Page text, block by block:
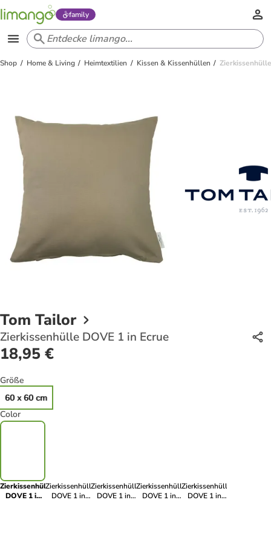
family
Shop Home & Living Heimtextilien Kissen & Kissenhüllen
Tom Tailor
Zierkissenhülle DOVE 1 in Ecrue
18,95 €
Größe
60 x 60 cm
Color
Zierkissenhülle
DOVE 1 in
Zierkissenhülle
DOVE 1 in
Zierkissenhülle
DOVE 1 in
Zierkissenhülle
DOVE 1 in
Zierkissenhülle
DOVE 1 in